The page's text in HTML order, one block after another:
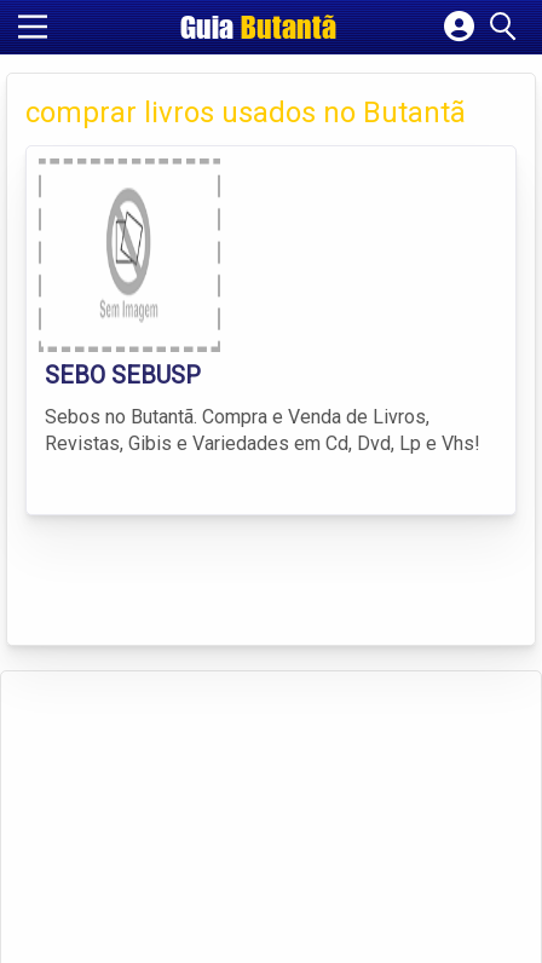
GuiaButantã
Cadastrar empresa
Criar conta
comprar livros usados no Butantã
SEBO SEBUSP
Sebos no Butantã. Compra e Venda de Livros,
Revistas, Gibis e Variedades em Cd, Dvd, Lp e Vhs!